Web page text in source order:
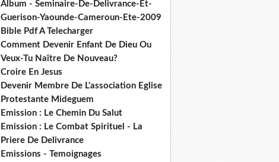
Album - Seminaire-De-Delivrance-Et-
Guerison-Yaounde-Cameroun-Ete-2009
Bible Pdf A Telecharger
Comment Devenir Enfant De Dieu Ou
Veux-Tu Naître De Nouveau?
Croire En Jesus
Devenir Membre De L'association Eglise
Protestante Mideguem
Emission : Le Chemin Du Salut
Emission : Le Combat Spirituel - La
Priere De Delivrance
Emissions - Temoignages